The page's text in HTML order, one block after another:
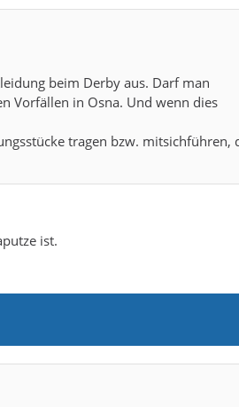
beim Derby aus. Darf man
Vorfällen in Osna. Und wenn dies
tragen bzw. mitsichführen,
ist.